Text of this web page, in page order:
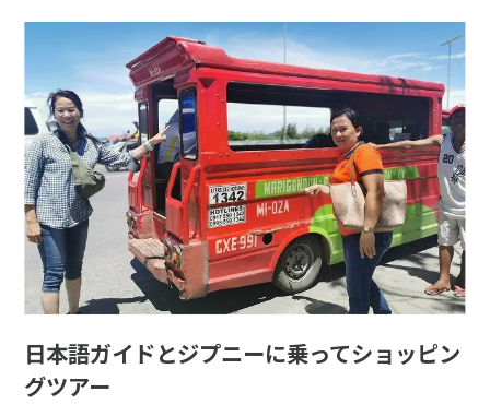
日本語ガイドとジプニーに乗ってショッピン
グツアー